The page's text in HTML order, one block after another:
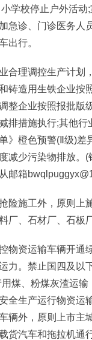
学校停止户外活
急诊、门诊医务人
出行。
理调控生产计划，
铸造用生铁企业按
整企业按照报批版
排措施执行;其他
》橙色预警(Ⅱ级)
减少污染物排放。
邮箱
施工外，原则上
厂、石材厂、石板
资运输车辆开通绿
力。禁止国四及以
煤、粉煤灰渣运
全生产运行物资运
辆外，原则上市主
货汽车和拖拉机通